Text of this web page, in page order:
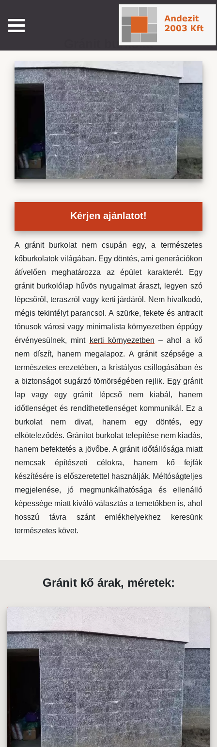
Gránit burkolat
Kérjen ajánlatot!
A gránit burkolat nem csupán egy, a természetes
kőburkolatok világában. Egy döntés, ami generációkon
átívelően meghatározza az épület karakterét. Egy
gránit burkolólap hűvös nyugalmat áraszt, legyen szó
lépcsőről, teraszról vagy kerti járdáról. Nem hivalkodó,
mégis tekintélyt parancsol. A szürke, fekete és antracit
tónusok városi vagy minimalista környezetben éppúgy
érvényesülnek, mint kerti környezetben – ahol a kő
nem díszít, hanem megalapoz. A gránit szépsége a
természetes erezetében, a kristályos csillogásában és
a biztonságot sugárzó tömörségében rejlik. Egy gránit
lap vagy egy gránit lépcső nem kiabál, hanem
időtlenséget és rendíthetetlenséget kommunikál. Ez a
burkolat nem divat, hanem egy döntés, egy
elköteleződés. Gránitot burkolat telepítése nem kiadás,
hanem befektetés a jövőbe. A gránit időtállósága miatt
nemcsak építészeti célokra, hanem
kő fejfák
készítésére is előszeretettel használják. Méltóságteljes
megjelenése, jó megmunkálhatósága és ellenálló
képessége miatt kiváló választás a temetőkben is, ahol
hosszú távra szánt emlékhelyekhez keresünk
természetes követ.
Gránit kő árak, méretek: